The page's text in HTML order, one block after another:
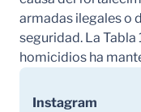
armadas ilegales o
seguridad. La Tabla
homicidios ha
Instagram